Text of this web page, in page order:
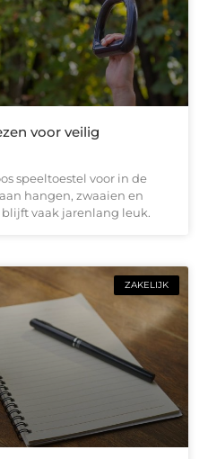
voor veilig
speeltoestel voor in de
hangen, zwaaien en
vaak jarenlang leuk.
ZAKELIJK